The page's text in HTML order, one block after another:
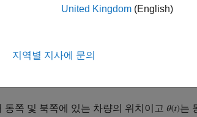
동쪽 및 북쪽에 있는 차량의 위치이고 는
United Kingdom (English)
지역별 지사에 문의